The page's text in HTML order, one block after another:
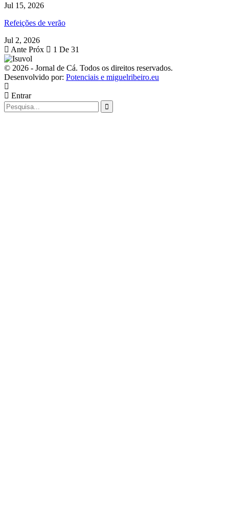
Jul 15, 2026
Refeições de verão
Jul 2, 2026
Ante Próx 1 De 31
© 2026 - Jornal de Cá. Todos os direitos reservados.
Desenvolvido por: Potenciais e miguelribeiro.eu
Entrar